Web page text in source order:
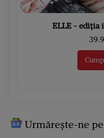
ELLE - ediția
Urmărește-ne pe